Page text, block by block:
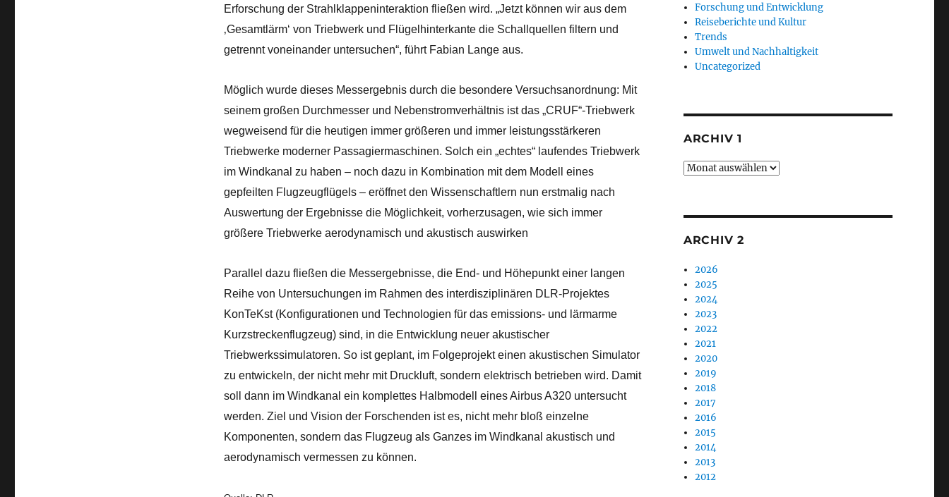
Erforschung der Strahlklappeninteraktion fließen wird. „Jetzt können wir aus dem
‚Gesamtlärm‘ von Triebwerk und Flügelhinterkante die Schallquellen filtern und
getrennt voneinander untersuchen“, führt Fabian Lange aus.
Möglich wurde dieses Messergebnis durch die besondere Versuchsanordnung: Mit
seinem großen Durchmesser und Nebenstromverhältnis ist das „CRUF“-Triebwerk
wegweisend für die heutigen immer größeren und immer leistungsstärkeren
Triebwerke moderner Passagiermaschinen. Solch ein „echtes“ laufendes Triebwerk
im Windkanal zu haben – noch dazu in Kombination mit dem Modell eines
gepfeilten Flugzeugflügels – eröffnet den Wissenschaftlern nun erstmalig nach
Auswertung der Ergebnisse die Möglichkeit, vorherzusagen, wie sich immer
größere Triebwerke aerodynamisch und akustisch auswirken
Parallel dazu fließen die Messergebnisse, die End- und Höhepunkt einer langen
Reihe von Untersuchungen im Rahmen des interdisziplinären DLR-Projektes
KonTeKst (Konfigurationen und Technologien für das emissions- und lärmarme
Kurzstreckenflugzeug) sind, in die Entwicklung neuer akustischer
Triebwerkssimulatoren. So ist geplant, im Folgeprojekt einen akustischen Simulator
zu entwickeln, der nicht mehr mit Druckluft, sondern elektrisch betrieben wird. Damit
soll dann im Windkanal ein komplettes Halbmodell eines Airbus A320 untersucht
werden. Ziel und Vision der Forschenden ist es, nicht mehr bloß einzelne
Komponenten, sondern das Flugzeug als Ganzes im Windkanal akustisch und
aerodynamisch vermessen zu können.
Forschung und Entwicklung
Reiseberichte und Kultur
Trends
Umwelt und Nachhaltigkeit
Uncategorized
ARCHIV 1
Archiv
ARCHIV 2
2026
2025
2024
2023
2022
2021
2020
2019
2018
2017
2016
2015
2014
2013
2012